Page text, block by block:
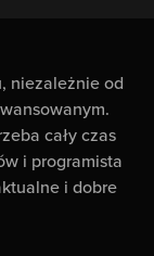
niezależnie od
cały czas
i programista
i dobre